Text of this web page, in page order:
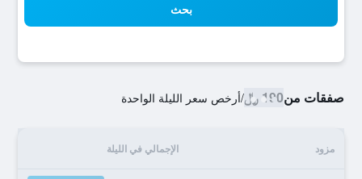
بحث
صفقات من190 ﷼ /أرخص سعر الليلة الواحدة
مزود الإجمالي في الليلة